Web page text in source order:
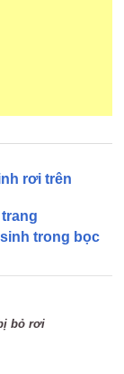
rơi trên
trong bọc
bỏ rơi